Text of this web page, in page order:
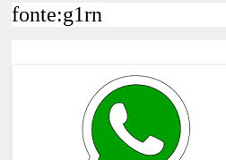
fonte:g1rn